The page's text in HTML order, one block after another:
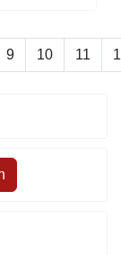
9 10 11